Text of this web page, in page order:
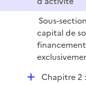
r
Sous-
capital de
DChapitre 2